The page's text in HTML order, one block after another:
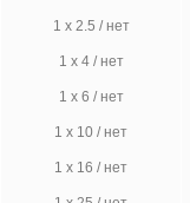
1 х 2.5 / нет
1 х 4 / нет
1 х 6 / нет
1 х 10 / нет
1 х 16 / нет